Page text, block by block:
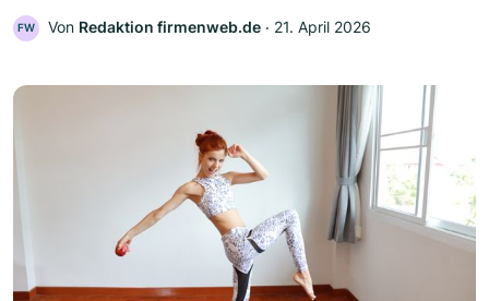
FW Von Redaktion firmenweb.de ‧ 21. April 2026